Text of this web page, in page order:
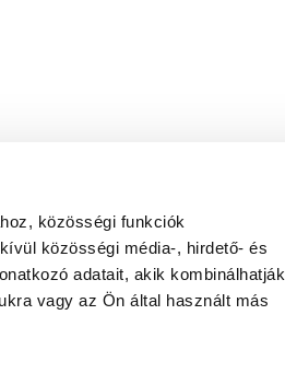
közösségi funkciók
közösségi média-, hirdető- és
adatait, akik kombinálhatják
vagy az Ön által használt más